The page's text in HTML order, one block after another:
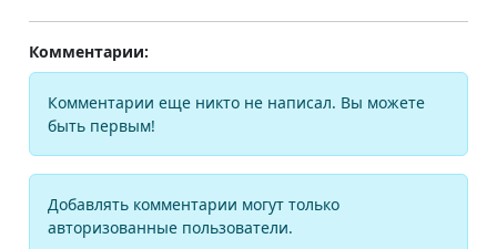
Комментарии:
Комментарии еще никто не написал. Вы можете
быть первым!
Добавлять комментарии могут только
авторизованные пользователи.